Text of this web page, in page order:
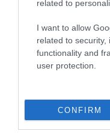
related to
I want to allow
related to security,
functionality and
user protection.
CONFIRM
HŐKUPOLA